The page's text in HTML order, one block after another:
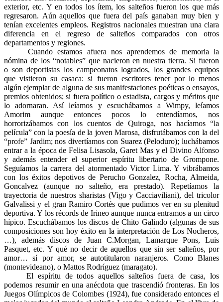
exterior, etc. Y en todos los ítem, los salteños fueron los que más
regresaron. Aún aquellos que fuera del país ganaban muy bien y
tenían excelentes empleos. Registros nacionales muestran una clara
diferencia en el regreso de salteños comparados con otros
departamentos y regiones.
Cuando estamos afuera nos aprendemos de memoria la
nómina de los “notables” que nacieron en nuestra tierra. Si fueron
o son deportistas los campeonatos logrados, los grandes equipos
que vistieron su casaca: si fueron escritores tener por lo menos
algún ejemplar de alguna de sus manifestaciones poéticas o ensayos,
premios obtenidos; si fuera político o estadista, cargos y méritos que
lo adornaran. Así leíamos y escuchábamos a Wimpy, leíamos
Amorim aunque entonces pocos lo entendíamos, nos
horrorizábamos con los cuentos de Quiroga, nos hacíamos “la
película” con la poesía de la joven Marosa, disfrutábamos con la del
“profe” Jardim; nos divertíamos con Suarez (Peloduro); luchábamos
entrar a la época de Felisa Lisasola, Garet Mas y el Divino Alfonso
y además entender el superior espíritu libertario de Grompone.
Seguíamos la carrera del atormentado Victor Lima. Y vibrábamos
con los éxitos depotivos de Perucho Gonzalez, Rocha, Almeida,
Goncalvez (aunque no salteño, era prestado). Repetíamos la
trayectoria de nuestros sharistas (Vigo y Cacciaviliani), del tricolor
Galvalissi y el gran Ramiro Cortés que pudimos ver en su plenitud
deportiva. Y los récords de Irineo aunque nunca entramos a un circo
hípico. Escuchábamos los discos de Chito Galindo (algunas de sus
composiciones son hoy éxito en la interpretación de Los Nocheros,
…), además discos de Juan C.Morgan, Lamarque Pons, Luis
Pasquet, etc. Y qué no decir de aquellos que sin ser salteños, por
amor… sí por amor, se autotitularon naranjeros. Como Blanes
(montevideano), o Mattos Rodríguez (maragato).
El espíritu de todos aquellos salteños fuera de casa, los
podemos resumir en una anécdota que trascendió fronteras. En los
Juegos Olímpicos de Colombes (1924), fue considerado entonces el